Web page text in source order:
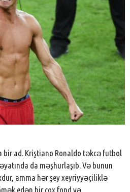
bir ad. Kriştiano Ronaldo təkcə futbol
da məşhurlaşıb. Və bunun
amma hər şey xeyriyyəçiliklə
edən bir çox fond və